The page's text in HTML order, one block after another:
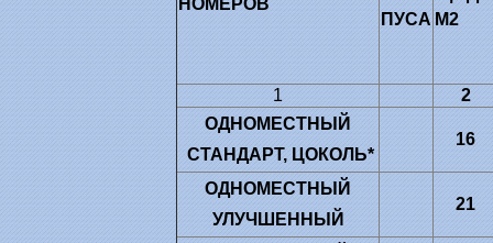
НОМЕРОВ
ПУСА М2
1
2
ОДНОМЕСТНЫЙ
СТАНДАРТ, ЦОКОЛЬ*
16
ОДНОМЕСТНЫЙ
УЛУЧШЕННЫЙ
21